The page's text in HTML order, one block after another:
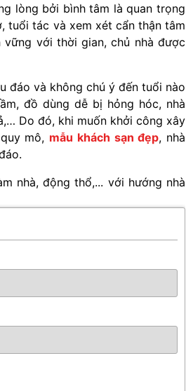
lòng bởi bình tâm là quan trọng
tuổi tác và xem xét cẩn thận tâm
với thời gian, chủ nhà được
đáo và không chú ý đến tuổi nào
đồ dùng dễ bị hỏng hóc, nhà
Do đó, khi muốn khởi công xây
mô, mẫu khách sạn đẹp, nhà
nhà, động thổ,... với hướng nhà